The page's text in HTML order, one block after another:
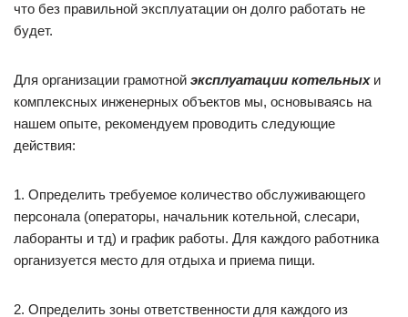
что без правильной эксплуатации он долго работать не
будет.
Для организации грамотной эксплуатации котельныхи
комплексных инженерных объектов мы, основываясь на
нашем опыте, рекомендуем проводить следующие
действия:
1. Определить требуемое количество обслуживающего
персонала (операторы, начальник котельной, слесари,
лаборанты и тд) и график работы. Для каждого работника
организуется место для отдыха и приема пищи.
2. Определить зоны ответственности для каждого из